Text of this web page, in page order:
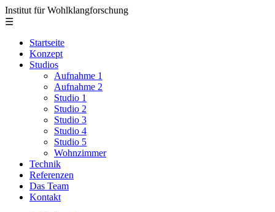
Institut für Wohlklangforschung
☰
Startseite
Konzept
Studios
Aufnahme 1
Aufnahme 2
Studio 1
Studio 2
Studio 3
Studio 4
Studio 5
Wohnzimmer
Technik
Referenzen
Das Team
Kontakt